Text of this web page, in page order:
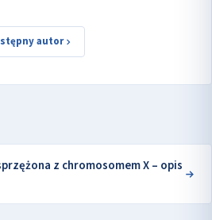
autor
z chromosomem X – opis